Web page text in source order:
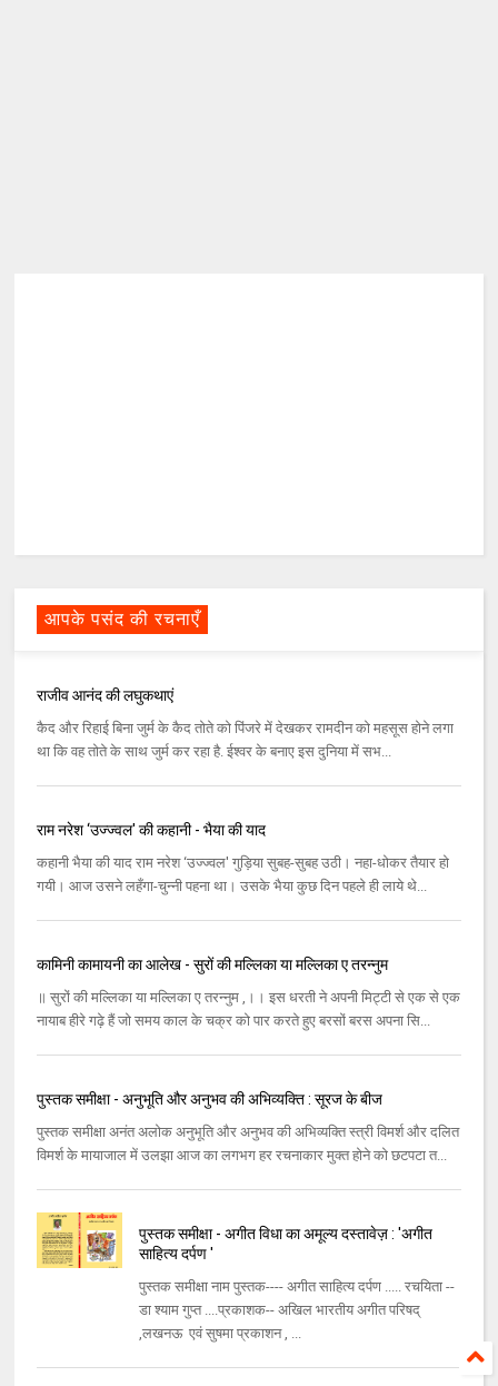
आपके पसंद की रचनाएँ
राजीव आनंद की लघुकथाएं
कैद और रिहाई बिना जुर्म के कैद तोते को पिंजरे में देखकर रामदीन को महसूस होने लगा
था कि वह तोते के साथ जुर्म कर रहा है. ईश्‍वर के बनाए इस दुनिया में सभ...
राम नरेश ‘उज्‍ज्‍वल' की कहानी - भैया की याद
कहानी भैया की याद राम नरेश ‘उज्‍ज्‍वल' गुड़िया सुबह-सुबह उठी। नहा-धोकर तैयार हो
गयी। आज उसने लहँगा-चुन्‍नी पहना था। उसके भैया कुछ दिन पहले ही लाये थे...
कामिनी कामायनी का आलेख - सुरों की मल्लिका या मल्लिका ए तरन्नुम
॥ सुरों की मल्लिका या मल्लिका ए तरन्नुम ,।। इस धरती ने अपनी मिट्टी से एक से एक
नायाब हीरे गढ़े हैं जो समय काल के चक्र को पार करते हुए बरसों बरस अपना सि...
पुस्तक समीक्षा - अनुभूति और अनुभव की अभिव्यक्ति : सूरज के बीज
पुस्तक समीक्षा अनंत अलोक अनुभूति और अनुभव की अभिव्यक्ति स्त्री विमर्श और दलित
विमर्श के मायाजाल में उलझा आज का लगभग हर रचनाकार मुक्त होने को छटपटा त...
पुस्तक समीक्षा - अगीत विधा का अमूल्य दस्तावेज़ : 'अगीत
साहित्य दर्पण '
पुस्तक समीक्षा नाम पुस्तक---- अगीत साहित्य दर्पण ..... रचयिता --
डा श्याम गुप्त ....प्रकाशक-- अखिल भारतीय अगीत परिषद्
,लखनऊ एवं सुषमा प्रकाशन , ...